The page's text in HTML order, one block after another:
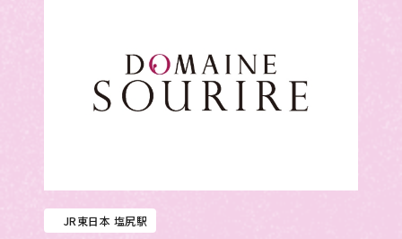
JR東日本 塩尻駅